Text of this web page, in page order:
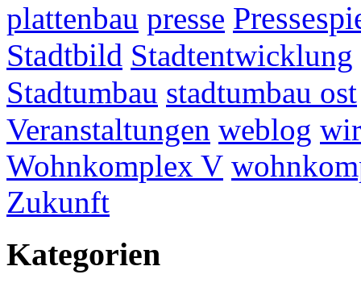
plattenbau presse
Stadtbild Stadtentwicklung
Stadtumbau stadtumbau ost
Veranstaltungen weblog
Wohnkomplex V
Zukunft
Kategorien